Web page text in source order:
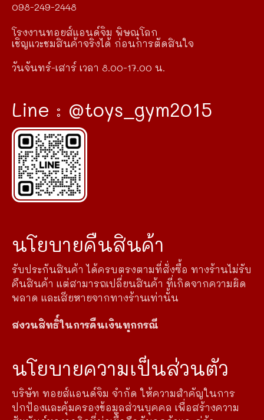
098-249-2448
โรงงานทอยส์แอนด์จิม พิษณุโลก
เชิญแวะชมสินค้าจริงได้ ก่อนการตัดสินใจ
วันจันทร์-เสาร์ เวลา 8.00-17.00 น.
Line : @toys_gym2015
นโยบายคืนสินค้า
รับประกันสินค้า ได้ครบตรงตามที่สั่งซื้อ ทางร้านไม่รับ
คืนสินค้า แต่สามารถเปลี่ยนสินค้า ที่เกิดจากความผิด
พลาด และเสียหายจากทางร้านเท่านั้น
สงวนสิทธิ์ในการคืนเงินทุกกรณี
นโยบายความเป็นส่วนตัว
บริษัท ทอยส์แอนด์จิม จำกัด ให้ความสำคัญในการ
ปกป้องและคุ้มครองข้อมูลส่วนบุคคล เพื่อสร้างความ